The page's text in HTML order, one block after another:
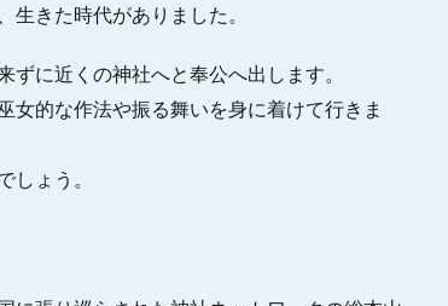
きた時代がありました。
に近くの神社へと奉公へ出します。
女的な作法や振る舞いを身に着けて行きま
しょう。